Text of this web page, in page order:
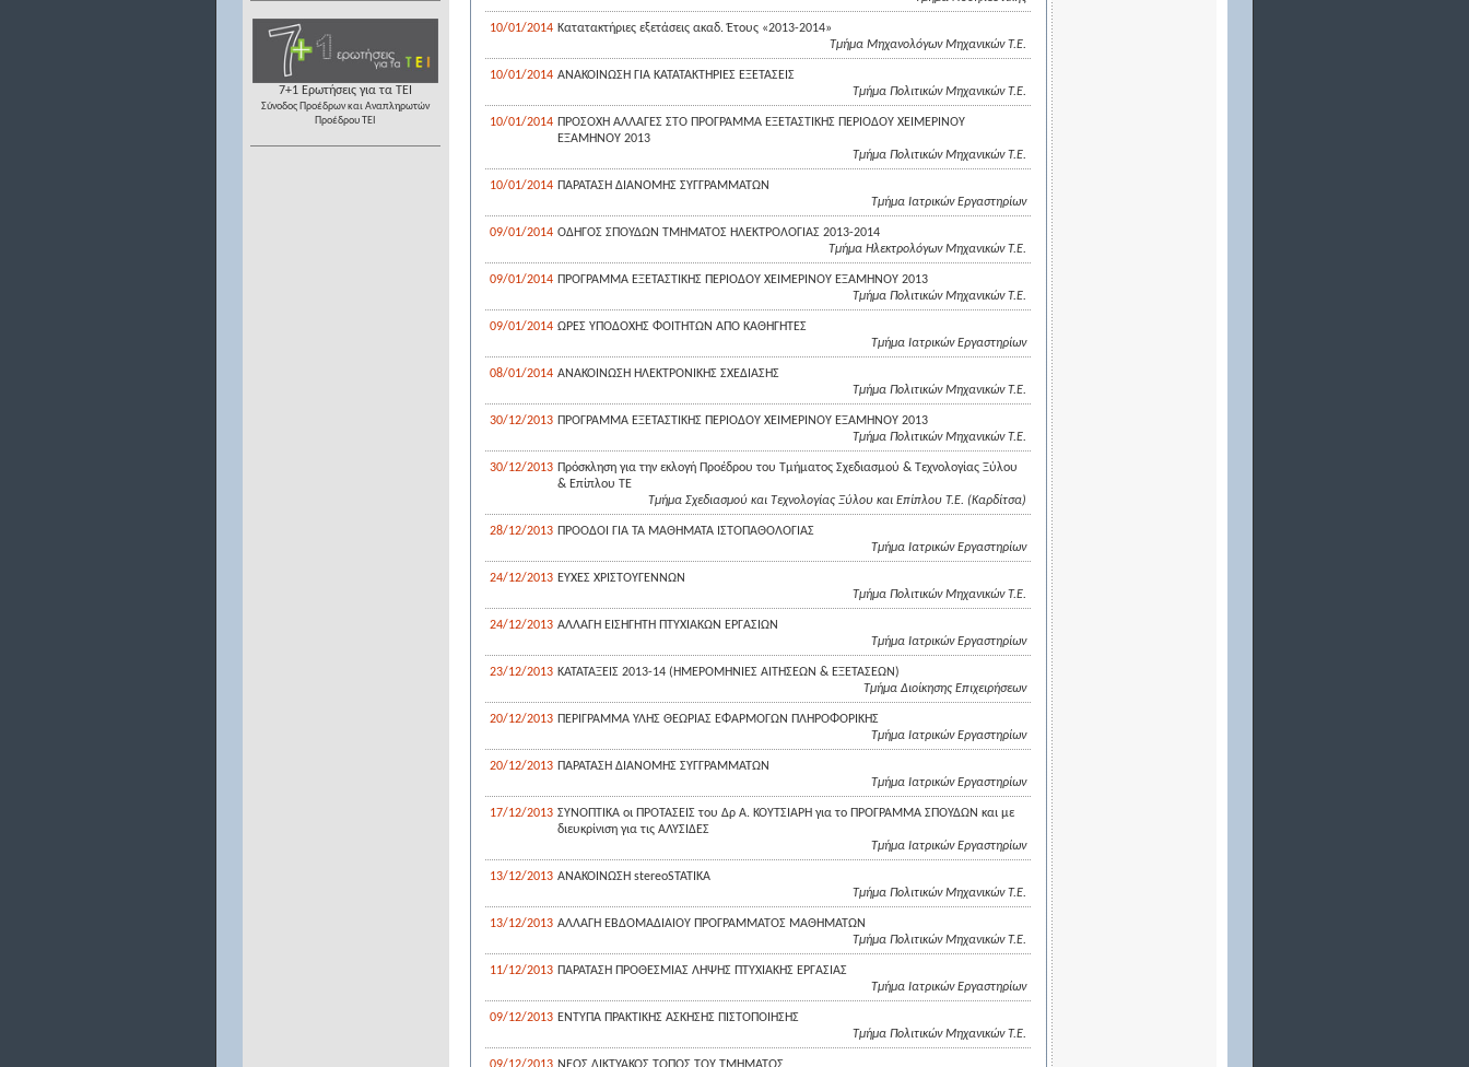
7+1 Ερωτήσεις για τα ΤΕΙ
Σύνοδος Προέδρων και Αναπληρωτών
Προέδρου ΤΕΙ
10/01/2014 Κατατακτήριες εξετάσεις ακαδ. Έτους «2013-2014»
Τμήμα Μηχανολόγων Μηχανικών Τ.Ε.
10/01/2014 ΑΝΑΚΟΙΝΩΣΗ ΓΙΑ ΚΑΤΑΤΑΚΤΗΡΙΕΣ ΕΞΕΤΑΣΕΙΣ
Τμήμα Πολιτικών Μηχανικών Τ.Ε.
10/01/2014 ΠΡΟΣΟΧΗ ΑΛΛΑΓΕΣ ΣΤΟ ΠΡΟΓΡΑΜΜΑ ΕΞΕΤΑΣΤΙΚΗΣ ΠΕΡΙΟΔΟΥ ΧΕΙΜΕΡΙΝΟΥ
ΕΞΑΜΗΝΟΥ 2013
Τμήμα Πολιτικών Μηχανικών Τ.Ε.
10/01/2014 ΠΑΡΑΤΑΣΗ ΔΙΑΝΟΜΗΣ ΣΥΓΓΡΑΜΜΑΤΩΝ
Τμήμα Ιατρικών Eργαστηρίων
09/01/2014 ΟΔΗΓΟΣ ΣΠΟΥΔΩΝ ΤΜΗΜΑΤΟΣ ΗΛΕΚΤΡΟΛΟΓΙΑΣ 2013-2014
Τμήμα Ηλεκτρολόγων Μηχανικών Τ.Ε.
09/01/2014 ΠΡΟΓΡΑΜΜΑ ΕΞΕΤΑΣΤΙΚΗΣ ΠΕΡΙΟΔΟΥ ΧΕΙΜΕΡΙΝΟΥ ΕΞΑΜΗΝΟΥ 2013
Τμήμα Πολιτικών Μηχανικών Τ.Ε.
09/01/2014 ΩΡΕΣ ΥΠΟΔΟΧΗΣ ΦΟΙΤΗΤΩΝ ΑΠΟ ΚΑΘΗΓΗΤΕΣ
Τμήμα Ιατρικών Eργαστηρίων
08/01/2014 ΑΝΑΚΟΙΝΩΣΗ ΗΛΕΚΤΡΟΝΙΚΗΣ ΣΧΕΔΙΑΣΗΣ
Τμήμα Πολιτικών Μηχανικών Τ.Ε.
30/12/2013 ΠΡΟΓΡΑΜΜΑ ΕΞΕΤΑΣΤΙΚΗΣ ΠΕΡΙΟΔΟΥ ΧΕΙΜΕΡΙΝΟΥ ΕΞΑΜΗΝΟΥ 2013
Τμήμα Πολιτικών Μηχανικών Τ.Ε.
30/12/2013 Πρόσκληση για την εκλογή Προέδρου του Τμήματος Σχεδιασμού & Τεχνολογίας Ξύλου
& Επίπλου ΤΕ
Τμήμα Σχεδιασμού και Τεχνολογίας Ξύλου και Επίπλου Τ.Ε. (Καρδίτσα)
28/12/2013 ΠΡΟΟΔΟΙ ΓΙΑ ΤΑ ΜΑΘΗΜΑΤΑ ΙΣΤΟΠΑΘΟΛΟΓΙΑΣ
Τμήμα Ιατρικών Eργαστηρίων
24/12/2013 ΕΥΧΕΣ ΧΡΙΣΤΟΥΓΕΝΝΩΝ
Τμήμα Πολιτικών Μηχανικών Τ.Ε.
24/12/2013 ΑΛΛΑΓΗ ΕΙΣΗΓΗΤΗ ΠΤΥΧΙΑΚΩΝ ΕΡΓΑΣΙΩΝ
Τμήμα Ιατρικών Eργαστηρίων
23/12/2013 KATATAΞΕΙΣ 2013-14 (ΗΜΕΡΟΜΗΝΙΕΣ ΑΙΤΗΣΕΩΝ & ΕΞΕΤΑΣΕΩΝ)
Τμήμα Διοίκησης Επιχειρήσεων
20/12/2013 ΠΕΡΙΓΡΑΜΜΑ ΥΛΗΣ ΘΕΩΡΙΑΣ ΕΦΑΡΜΟΓΩΝ ΠΛΗΡΟΦΟΡΙΚΗΣ
Τμήμα Ιατρικών Eργαστηρίων
20/12/2013 ΠΑΡΑΤΑΣΗ ΔΙΑΝΟΜΗΣ ΣΥΓΓΡΑΜΜΑΤΩΝ
Τμήμα Ιατρικών Eργαστηρίων
17/12/2013 ΣΥΝΟΠΤΙΚΑ οι ΠΡΟΤΑΣΕΙΣ του Δρ Α. ΚΟΥΤΣΙΑΡΗ για το ΠΡΟΓΡΑΜΜΑ ΣΠΟΥΔΩΝ και με
διευκρίνιση για τις ΑΛΥΣΙΔΕΣ
Τμήμα Ιατρικών Eργαστηρίων
13/12/2013 ΑΝΑΚΟΙΝΩΣΗ stereoSTATIKA
Τμήμα Πολιτικών Μηχανικών Τ.Ε.
13/12/2013 ΑΛΛΑΓΗ ΕΒΔΟΜΑΔΙΑΙΟΥ ΠΡΟΓΡΑΜΜΑΤΟΣ ΜΑΘΗΜΑΤΩΝ
Τμήμα Πολιτικών Μηχανικών Τ.Ε.
11/12/2013 ΠΑΡΑΤΑΣΗ ΠΡΟΘΕΣΜΙΑΣ ΛΗΨΗΣ ΠΤΥΧΙΑΚΗΣ ΕΡΓΑΣΙΑΣ
Τμήμα Ιατρικών Eργαστηρίων
09/12/2013 ΕΝΤΥΠΑ ΠΡΑΚΤΙΚΗΣ ΑΣΚΗΣΗΣ ΠΙΣΤΟΠΟΙΗΣΗΣ
Τμήμα Πολιτικών Μηχανικών Τ.Ε.